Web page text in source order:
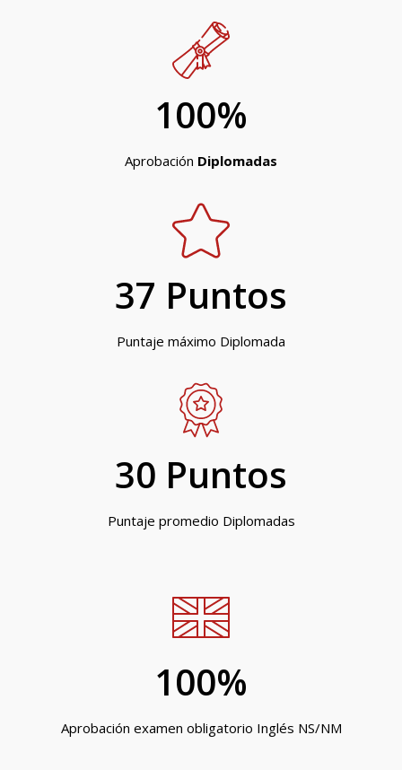
100%
Aprobación Diplomadas
37 Puntos
Puntaje máximo Diplomada
30 Puntos
Puntaje promedio Diplomadas
100%
Aprobación examen obligatorio Inglés NS/NM